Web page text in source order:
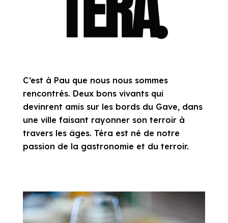
C’est à Pau que nous nous sommes
rencontrés. Deux bons vivants qui
devinrent amis sur les bords du Gave, dans
une ville faisant rayonner son terroir à
travers les âges. Téra est né de notre
passion de la gastronomie et du terroir.